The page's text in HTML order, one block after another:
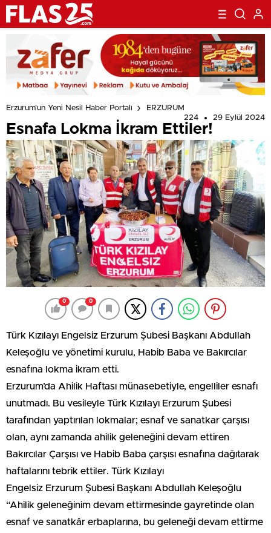
Erzurum'un Yeni Nesil Haber Portalı
ERZURUM
224
29 Eylül 2024
Esnafa Lokma İkram Ettiler!
0 0
Türk Kızılayı Engelsiz Erzurum Şubesi Başkanı Abdullah
Keleşoğlu ve yönetimi kurulu, Habib Baba ve Bakırcılar
esnafına lokma ikram etti.
Erzurum’da Ahilik Haftası münasebetiyle, engelliler esnafı
unutmadı. Bu vesileyle Türk Kızılayı Erzurum Şubesi
tarafından yaptırılan lokmalar; esnaf ve sanatkar çarşısı
olan, aynı zamanda ahilik geleneğini devam ettiren
Bakırcılar Çarşısı ve Habib Baba çarşısı esnafına dağıtarak
haftalarını tebrik ettiler. Türk Kızılayı
Engelsiz Erzurum Şubesi Başkanı Abdullah Keleşoğlu
“Ahilik geleneğinim devam ettirmesinde gayretinde olan
esnaf ve sanatkâr erbaplarına, bu geleneği devam ettirme